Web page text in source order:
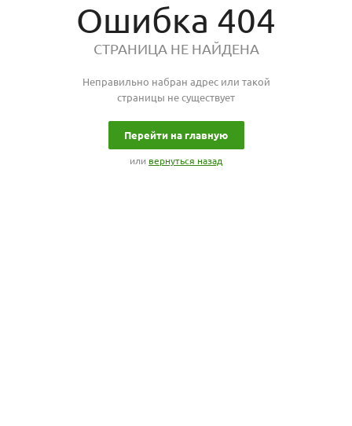
Ошибка 404
СТРАНИЦА НЕ НАЙДЕНА
Неправильно набран адрес или такой
страницы не существует
Перейти на главную
или вернуться назад